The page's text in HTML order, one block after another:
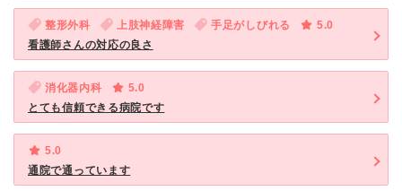
整形外科 上肢神経障害 手足がしびれる
5.0
看護師さんの対応の良さ
消化器内科
5.0
とても信頼できる病院です
5.0
通院で通っています